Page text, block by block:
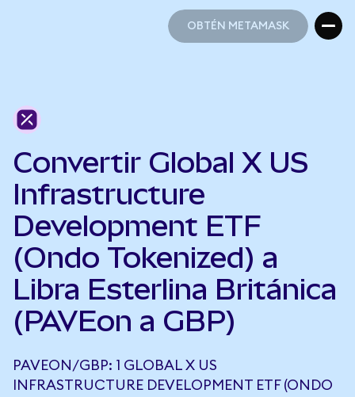
OBTÉN METAMASK
Convertir Global X US
Infrastructure
Development ETF
(Ondo Tokenized) a
Libra Esterlina Británica
(PAVEon a GBP)
PAVEON/GBP: 1 GLOBAL X US
INFRASTRUCTURE DEVELOPMENT ETF (ONDO